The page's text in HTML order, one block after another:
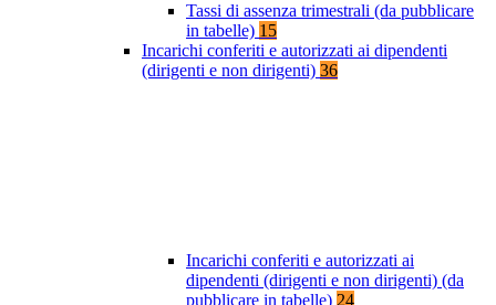
Tassi di assenza trimestrali (da pubblicare
in tabelle) 15
Incarichi conferiti e autorizzati ai dipendenti
(dirigenti e non dirigenti) 36
Incarichi conferiti e autorizzati ai
dipendenti (dirigenti e non dirigenti) (da
pubblicare in tabelle) 24